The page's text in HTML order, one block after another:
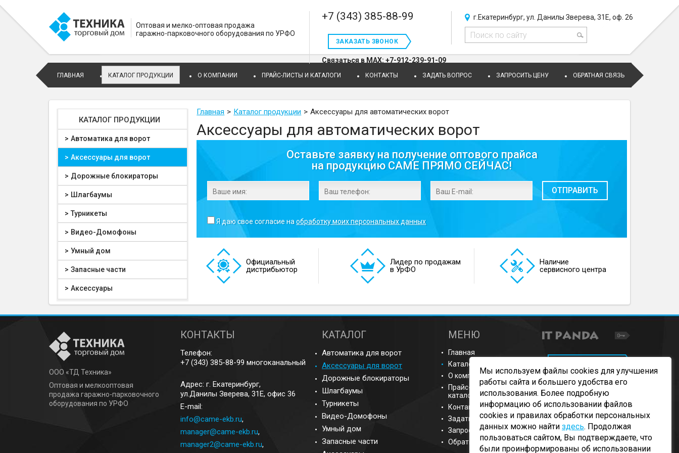
Оптовая и мелко-оптовая продажа
гаражно-парковочного оборудования по УРФО
+7 (343) 385-88-99
ЗАКАЗАТЬ ЗВОНОК
Связаться в MAX: +7-912-239-91-09
г.Екатеринбург, ул. Данилы Зверева, 31Е, оф. 26
ГЛАВНАЯ КАТАЛОГ ПРОДУКЦИИ О КОМПАНИИ ПРАЙС-ЛИСТЫ И КАТАЛОГИ КОНТАКТЫ ЗАДАТЬ ВОПРОС ЗАПРОСИТЬ ЦЕНУ ОБРАТНАЯ СВЯЗЬ
КАТАЛОГ ПРОДУКЦИИ
Автоматика для ворот
Аксессуары для ворот
Дорожные блокираторы
Шлагбаумы
Турникеты
Видео-Домофоны
Умный дом
Запасные части
Аксессуары
Главная Каталог продукции Аксессуары для автоматических ворот
Аксессуары для автоматических ворот
Оставьте заявку на получение оптового прайса
на продукцию CAME ПРЯМО СЕЙЧАС!
Я даю свое согласие наобработку моих персональных данных
ОТПРАВИТЬ
Официальный
дистрибьютор
Лидер по продажам
в УрФО
Наличие
сервисного центра
ООО «ТД Техника»
Оптовая и мелкооптовая
продажа гаражно-парковочного
оборудования по УРФО
КОНТАКТЫ
Телефон:
+7 (343) 385-88-99 многоканальный
Адрес: г. Екатеринбург,
ул.Данилы Зверева, 31Е, офис 36
E-mail:
info@came-ekb.ru,
manager@came-ekb.ru,
manager2@came-ekb.ru,
КАТАЛОГ
Автоматика для ворот
Аксессуары для ворот
Дорожные блокираторы
Шлагбаумы
Турникеты
Видео-Домофоны
Умный дом
Запасные части
МЕНЮ
Главная
Каталог продукции
О компании
Прайс-листы и
каталоги
Контакты
Задать вопрос
Запросить цену
Обратная связь
Мы используем файлы cookies для улучшения
работы сайта и большего удобства его
использования. Более подробную
информацию об использовании файлов
cookies и правилах обработки персональных
данных можно найти здесь. Продолжая
пользоваться сайтом, Вы подтверждаете, что
были проинформированы об использовании